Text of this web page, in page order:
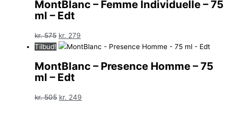
var:
kr. 550.
er:
MontBlanc – Femme Individuelle – 75
ml – Edt
kr.575 Den
oprindelige
var:
kr. 575.
kr. 279
aktuelle
er:
Tilbud!
MontBlanc – Presence Homme – 75
ml – Edt
kr.505 Den
kr. 249